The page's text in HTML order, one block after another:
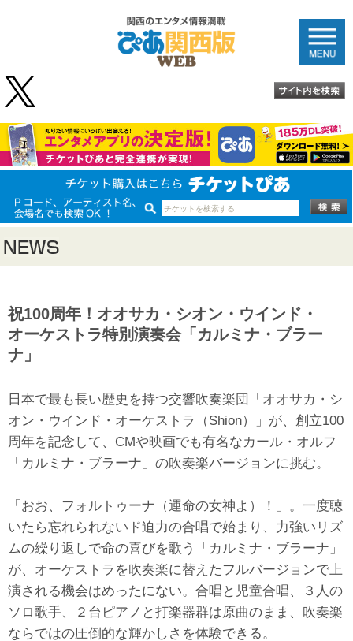
祝100周年！オオサカ・シオン・ウインド・
オーケストラ特別演奏会「カルミナ・ブラー
ナ」
日本で最も長い歴史を持つ交響吹奏楽団「オオサカ・シ
オン・ウインド・オーケストラ（Shion）」が、創立100
周年を記念して、CMや映画でも有名なカール・オルフ
「カルミナ・ブラーナ」の吹奏楽バージョンに挑む。
「おお、フォルトゥーナ（運命の女神よ）！」。一度聴
いたら忘れられないド迫力の合唱で始まり、力強いリズ
ムの繰り返しで命の喜びを歌う「カルミナ・ブラーナ」
が、オーケストラを吹奏楽に替えたフルバージョンで上
演される機会はめったにない。合唱と児童合唱、３人の
ソロ歌手、２台ピアノと打楽器群は原曲のまま、吹奏楽
ならではの圧倒的な輝かしさを体験できる。